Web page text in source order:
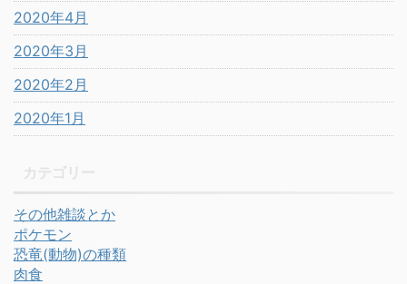
2020年4月
2020年3月
2020年2月
2020年1月
その他雑談とか
ポケモン
恐竜(動物)の種類
肉食